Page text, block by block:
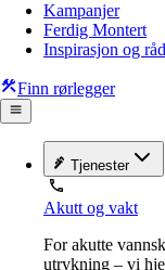
Kampanjer
Ferdig Montert
Inspirasjon og råd
Finn rørlegger
Tjenester
Akutt og vakt
For akutte
utrykning – vi